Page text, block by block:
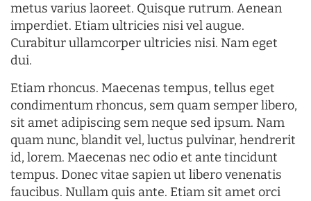
metus varius laoreet. Quisque rutrum. Aenean
imperdiet. Etiam ultricies nisi vel augue.
Curabitur ullamcorper ultricies nisi. Nam eget
dui.
Etiam rhoncus. Maecenas tempus, tellus eget
condimentum rhoncus, sem quam semper libero,
sit amet adipiscing sem neque sed ipsum. Nam
quam nunc, blandit vel, luctus pulvinar, hendrerit
id, lorem. Maecenas nec odio et ante tincidunt
tempus. Donec vitae sapien ut libero venenatis
faucibus. Nullam quis ante. Etiam sit amet orci